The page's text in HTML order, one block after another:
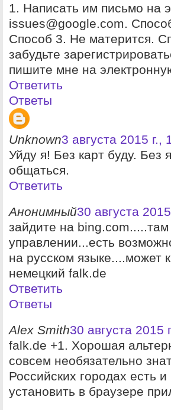
1. Написать им письмо на
issues@google.com.
Способ 3. Не матерится.
забудьте
пишите мне на
Ответить
Ответы
Unknown3 августа 2015 г.,
Уйду я! Без карт буду. Без
общаться.
Ответить
Анонимный30 августа
зайдите на
управлении...есть
на русском языке....может
немецкий falk.de
Ответить
Ответы
Alex Smith30 августа 2015
falk.de +1. Хорошая
совсем необязательно
Российских городах есть
установить в браузере